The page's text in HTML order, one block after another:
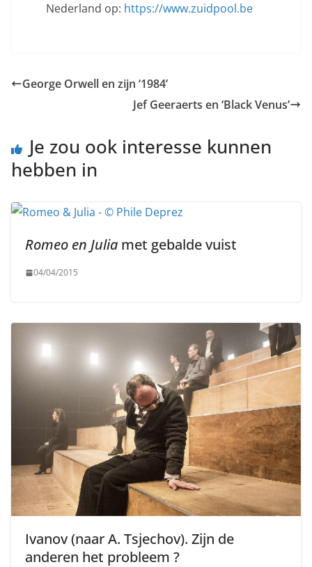
Nederland op: https://www.zuidpool.be
George Orwell en zijn ‘1984’
Jef Geeraerts en ‘Black Venus’
Je zou ook interesse kunnen
hebben in
Romeo en Julia met gebalde vuist
04/04/2015
Ivanov (naar A. Tsjechov). Zijn de
anderen het probleem ?